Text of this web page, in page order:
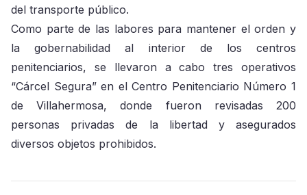
del transporte público.
Como parte de las labores para mantener el orden y
la gobernabilidad al interior de los centros
penitenciarios, se llevaron a cabo tres operativos
“Cárcel Segura” en el Centro Penitenciario Número 1
de Villahermosa, donde fueron revisadas 200
personas privadas de la libertad y asegurados
diversos objetos prohibidos.